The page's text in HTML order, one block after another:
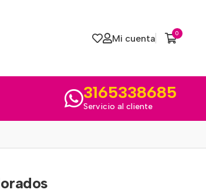
Mi cuenta 0
3165338685
Servicio al cliente